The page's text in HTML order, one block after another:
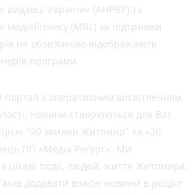
видавці України» (АНРВУ) та
(MBL) за підтримки
не обов’язково відображають
програми.
з оперативним висвітленням
Новини створюються для Вас
"20 хвилин Житомир" та «20
ПП «Медіа Ресурс». Ми
цікаві події, людей, життя Житомира.
додавати власні новини в розділ